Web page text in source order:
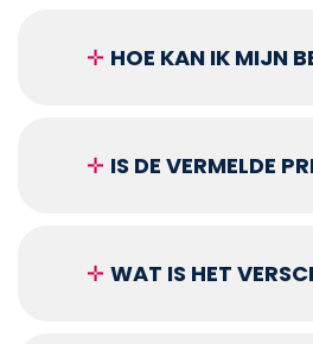
✛ HOE KAN IK MIJN
✛ IS DE VERMELDE
✛ WAT IS HET